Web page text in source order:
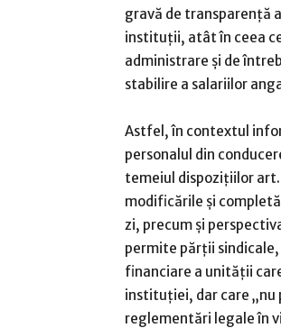
gravă de transparență
instituții, atât în ceea
administrare și de
stabilire a salariilor
Astfel, în contextul
personalul din
temeiul dispozițiilor
modificările și
zi, precum și
permite părții
financiare a unității
instituției, dar care „nu
reglementări legale în